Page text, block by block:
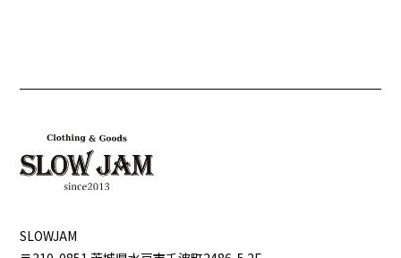
SLOWJAM